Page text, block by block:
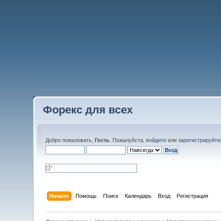
Форекс для всех
Добро пожаловать,Гость . Пожалуйста,войдите или
Начало Помощь Поиск Календарь Вход Регистрация